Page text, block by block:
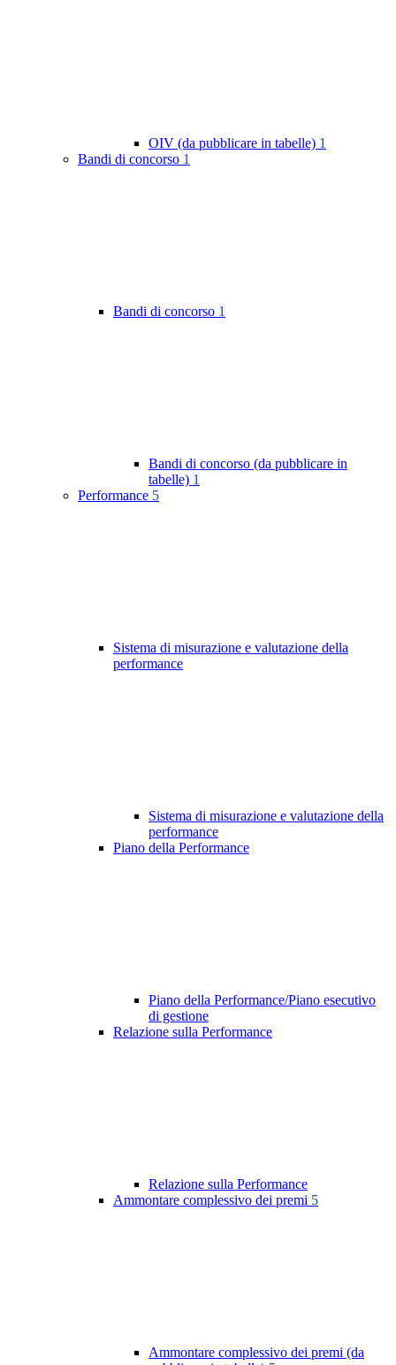
OIV (da pubblicare in tabelle) 1
Bandi di concorso 1
Bandi di concorso 1
Bandi di concorso (da pubblicare in
tabelle) 1
Performance 5
Sistema di misurazione e valutazione della
performance
Sistema di misurazione e valutazione della
performance
Piano della Performance
Piano della Performance/Piano esecutivo
di gestione
Relazione sulla Performance
Relazione sulla Performance
Ammontare complessivo dei premi 5
Ammontare complessivo dei premi (da